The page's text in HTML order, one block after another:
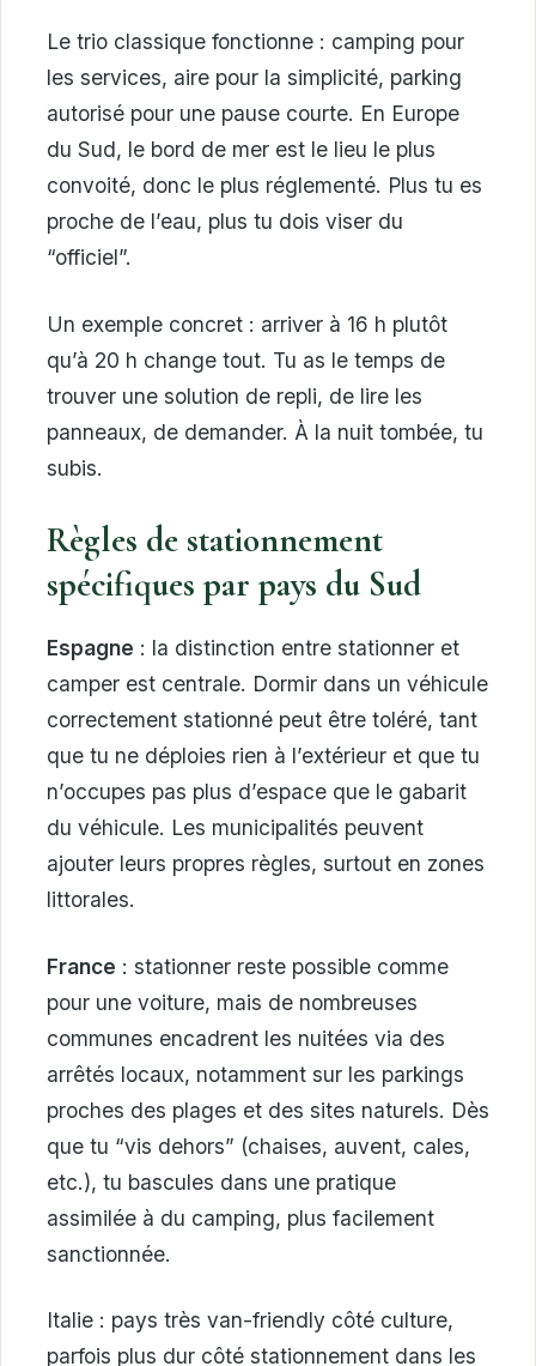
Le trio classique fonctionne : camping pour
les services, aire pour la simplicité, parking
autorisé pour une pause courte. En Europe
du Sud, le bord de mer est le lieu le plus
convoité, donc le plus réglementé. Plus tu es
proche de l’eau, plus tu dois viser du
“officiel”.
Un exemple concret : arriver à 16 h plutôt
qu’à 20 h change tout. Tu as le temps de
trouver une solution de repli, de lire les
panneaux, de demander. À la nuit tombée, tu
subis.
Règles de stationnement
spécifiques par pays du Sud
Espagne : la distinction entre stationner et
camper est centrale. Dormir dans un véhicule
correctement stationné peut être toléré, tant
que tu ne déploies rien à l’extérieur et que tu
n’occupes pas plus d’espace que le gabarit
du véhicule. Les municipalités peuvent
ajouter leurs propres règles, surtout en zones
littorales.
France : stationner reste possible comme
pour une voiture, mais de nombreuses
communes encadrent les nuitées via des
arrêtés locaux, notamment sur les parkings
proches des plages et des sites naturels. Dès
que tu “vis dehors” (chaises, auvent, cales,
etc.), tu bascules dans une pratique
assimilée à du camping, plus facilement
sanctionnée.
Italie : pays très van-friendly côté culture,
parfois plus dur côté stationnement dans les